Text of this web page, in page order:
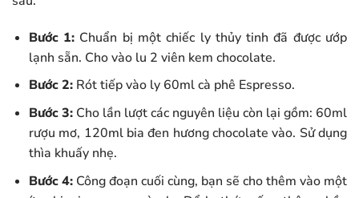
Bước 1: Chuẩn bị một chiếc ly thủy tinh đã được ướp
lạnh sẵn. Cho vào lu 2 viên kem chocolate.
Bước 2:Rót tiếp vào ly 60ml cà phê Espresso.
Bước 3:Cho lần lượt các nguyên liệu còn lại gồm: 60ml
rượu mơ, 120ml bia đen hương chocolate vào. Sử dụng
thìa khuấy nhẹ.
Bước 4:Công đoạn cuối cùng, bạn sẽ cho thêm vào một